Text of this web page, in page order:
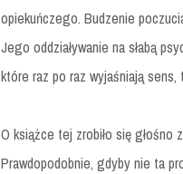
opiekuńczego. Budzenie
Jego oddziaływanie na słabą
które raz po raz wyjaśniają
O książce tej zrobiło się głośno
Prawdopodobnie, gdyby nie ta